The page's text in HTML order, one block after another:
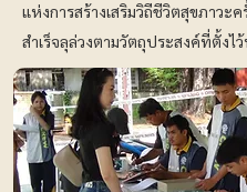
แห่งการสร้างเสริมวิถีชีวิตสุขภาวะ
สำเร็จลุล่วงตามวัตถุประสงค์ที่ตั้งไ